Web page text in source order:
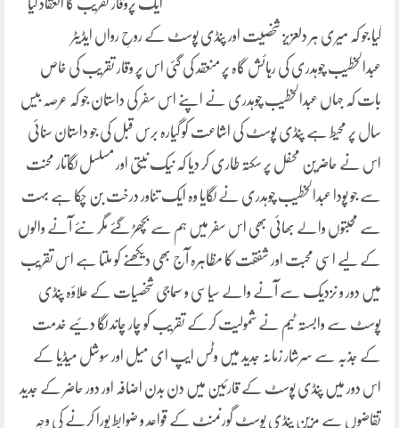
ایک پروقار تقریب کا انعقاد کیا
گیا جو کہ میری ہر دلعزیز شخصیت اور پنڈی پوسٹ کے روحِ رواں ایڈیٹر
عبدالخطیب چوہدری کی رہائش گاہ پر منعقد کی گئی اس پر وقار تقریب کی خاص
بات کہ جہاں عبدالخطیب چوہدری نے اپنے اس سفر کی داستان جو کہ عرصہ بیس
سال پر محیط ہے پنڈی پوسٹ کی اشاعت کو گیارہ برس قبل کی جو داستان سنائی
اس نے حاضرین محفل پر سکتہ طاری کر دیا کہ نیک نیتی اور مسلسل لگاتار محنت
سے جو پودا عبدالخطیب چوہدری نے لگایا وہ ایک تناور درخت بن چکا ہے بہت
سے محبتوں والے بھائی بھی اس سفر میں ہم سے بچھڑ گئے مگر نئے آنے والوں
کے لیے اسی محبت اور شفقت کا مظاہرہ آج بھی دیکھنے کو ملتا ہے اس تقریب
میں دور و نزدیک سے آنے والے سیاسی و سماجی شخصیات کے علاؤہ پنڈی
پوسٹ سے وابستہ ٹیم نے شمولیت کرکے تقریب کو چار چاند لگا دئیے خدمت
کے جذبہ سے سرشار زمانہ جدید میں وٹس ایپ ای میل اور سوشل میڈیا کے
اس دور میں پنڈی پوسٹ کے قارئین میں دن بدن اضافہ اور دور حاضر کے جدید
تقاضوں سے مزین پنڈی پوسٹ گورنمنٹ کے قواعد و ضوابط پورا کرنے کی وجہ